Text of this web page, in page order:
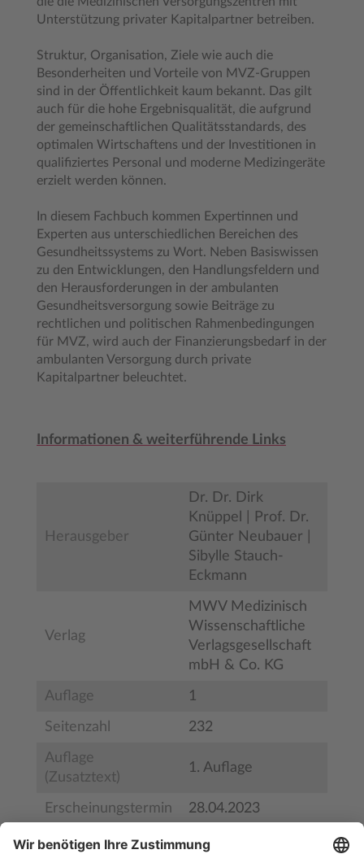
Unterstützung privater Kapitalpartner betreiben.
Struktur, Organisation, Ziele wie auch die
Besonderheiten und Vorteile von MVZ-Gruppen
sind in der Öffentlichkeit kaum bekannt. Das gilt
auch für die hohe Ergebnisqualität, die aufgrund
der gemeinschaftlichen Qualitätsstandards, des
optimalen Wirtschaftens und der Investitionen in
qualifiziertes Personal und moderne Medizingeräte
erzielt werden können.
In diesem Fachbuch kommen Expertinnen und
Experten aus unterschiedlichen Bereichen des
Gesundheitssystems zu Wort. Neben Basiswissen
zu den Entwicklungen, den Handlungsfeldern und
den Herausforderungen in der ambulanten
Gesundheitsversorgung sowie Beiträge zu
rechtlichen und politischen Rahmenbedingungen
für MVZ, wird auch der Finanzierungsbedarf in der
ambulanten Versorgung durch private
Kapitalpartner beleuchtet.
Informationen & weiterführende Links
Herausgeber
Dr. Dr. Dirk
Knüppel | Prof. Dr.
Günter Neubauer |
Sibylle Stauch-
Eckmann
Verlag
MWV Medizinisch
Wissenschaftliche
Verlagsgesellschaft
mbH & Co. KG
Auflage 1
Seitenzahl 232
Auflage
(Zusatztext)
1. Auflage
Erscheinungstermin 28.04.2023
Bestell-Nr. 9783954667888